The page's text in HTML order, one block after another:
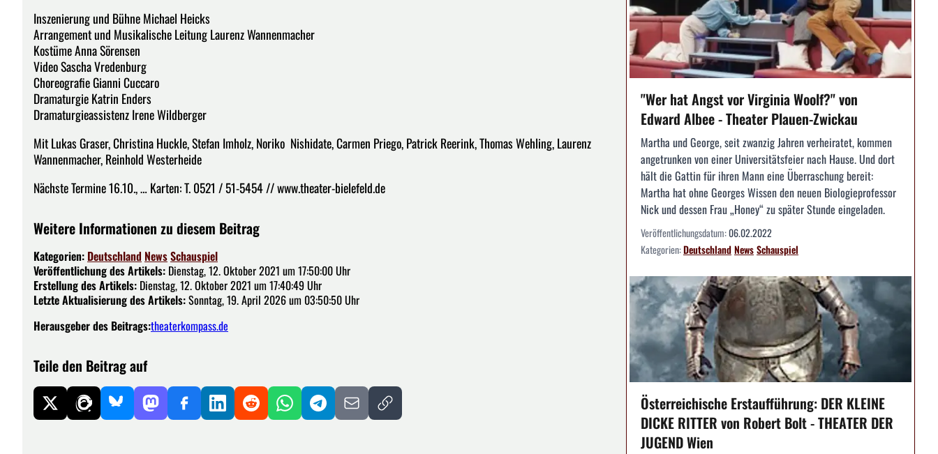
Inszenierung und Bühne Michael Heicks
Arrangement und Musikalische Leitung Laurenz Wannenmacher
Kostüme Anna Sörensen
Video Sascha Vredenburg
Choreografie Gianni Cuccaro
Dramaturgie Katrin Enders
Dramaturgieassistenz Irene Wildberger
Mit Lukas Graser, Christina Huckle, Stefan Imholz, Noriko Nishidate, Carmen Priego, Patrick Reerink, Thomas Wehling, Laurenz
Wannenmacher, Reinhold Westerheide
Nächste Termine 16.10., … Karten: T. 0521 / 51-5454 // www.theater-bielefeld.de
Weitere Informationen zu diesem Beitrag
Kategorien: Deutschland NewsSchauspiel
Veröffentlichung des Artikels: Dienstag, 12. Oktober 2021 um 17:50:00 Uhr
Erstellung des Artikels: Dienstag, 12. Oktober 2021 um 17:40:49 Uhr
Letzte Aktualisierung des Artikels:Sonntag, 19. April 2026 um 03:50:50 Uhr
Herausgeber des Beitrags:theaterkompass.de
Teile den Beitrag auf
"Wer hat Angst vor Virginia Woolf?" von
Edward Albee - Theater Plauen-Zwickau
Martha und George, seit zwanzig Jahren verheiratet, kommen
angetrunken von einer Universitätsfeier nach Hause. Und dort
hält die Gattin für ihren Mann eine Überraschung bereit:
Martha hat ohne Georges Wissen den neuen Biologieprofessor
Nick und dessen Frau „Honey“ zu später Stunde eingeladen.
Veröffentlichungsdatum:06.02.2022
Kategorien:DeutschlandNewsSchauspiel
Österreichische Erstaufführung: DER KLEINE
DICKE RITTER von Robert Bolt - THEATER DER
JUGEND Wien